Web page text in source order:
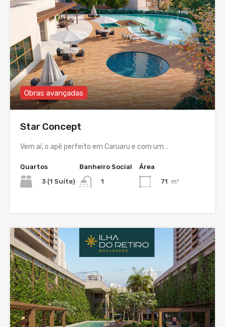
Obras avançadas
Star Concept
Vem aí, o apê perfeito em Caruaru e com um…
Quartos
3 (1 Suíte)
Banheiro Social
1
Área
71 m²